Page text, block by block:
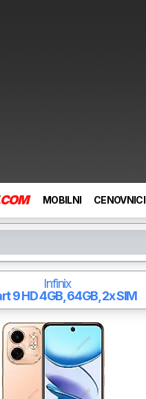
MOBILNI CENOVNICI
Infinix
9 HD4GB, 64GB, 2x SIM